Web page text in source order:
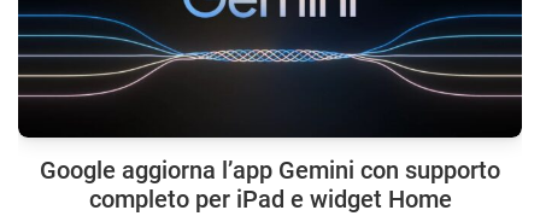
Google aggiorna l’app Gemini con supporto
completo per iPad e widget Home